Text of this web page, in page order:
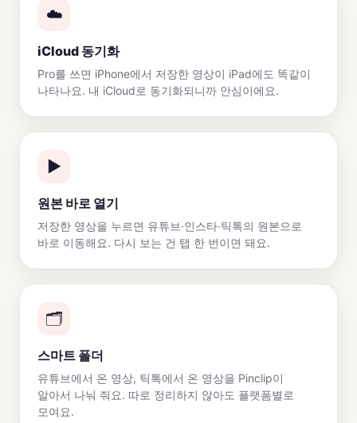
☁️
iCloud 동기화
Pro를 쓰면 iPhone에서 저장한 영상이 iPad에도 똑같이
나타나요. 내 iCloud로 동기화되니까 안심이에요.
▶️
원본 바로 열기
저장한 영상을 누르면 유튜브·인스타·틱톡의 원본으로
바로 이동해요. 다시 보는 건 탭 한 번이면 돼요.
🗂️
스마트 폴더
유튜브에서 온 영상, 틱톡에서 온 영상을 Pinclip이
알아서 나눠 줘요. 따로 정리하지 않아도 플랫폼별로
모여요.